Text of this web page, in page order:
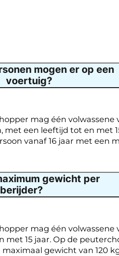
mogen er op een
voertuig?
mag één
met een leeftijd tot en met
vanaf 16 jaar met een
gewicht per
berijder?
mag één
met 15 jaar. Op de
gewicht van 120